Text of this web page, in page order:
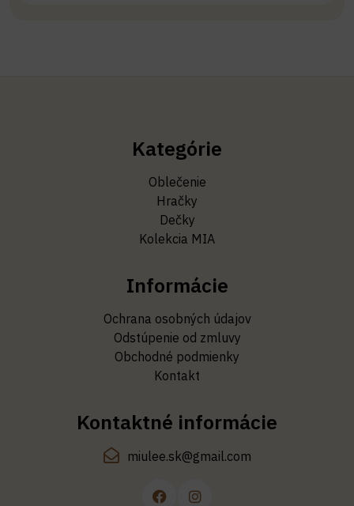
Kategórie
Oblečenie
Hračky
Dečky
Kolekcia MIA
Informácie
Ochrana osobných údajov
Odstúpenie od zmluvy
Obchodné podmienky
Kontakt
Kontaktné informácie
miulee.sk@gmail.com